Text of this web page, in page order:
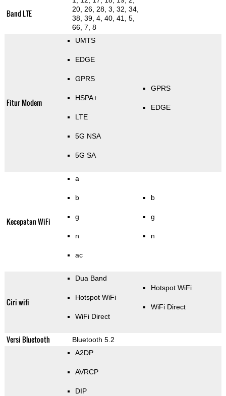
Band LTE
20, 26, 28, 3, 32, 34,
38, 39, 4, 40, 41, 5,
66, 7, 8
Fitur Modem
UMTS
EDGE
GPRS
HSPA+
LTE
5G NSA
5G SA
GPRS
EDGE
Kecepatan WiFi
a
b
g
n
ac
b
g
n
Ciri wifi
Dua Band
Hotspot WiFi
WiFi Direct
Hotspot WiFi
WiFi Direct
Versi Bluetooth Bluetooth 5.2
A2DP
AVRCP
DIP